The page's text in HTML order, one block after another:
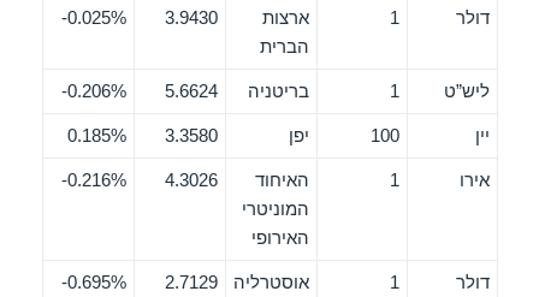
דולר 1
ארצות
הברית
3.9430
0.025%-
ליש”ט 1 בריטניה 5.6624
0.206%-
יין 100 יפן 3.3580
0.185%
אירו 1
האיחוד
המוניטרי
האירופי
4.3026
0.216%-
דולר 1 אוסטרליה 2.7129
0.695%-